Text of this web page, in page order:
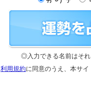
◎入力できる名前はそ
利用規約に同意のうえ、本サイ